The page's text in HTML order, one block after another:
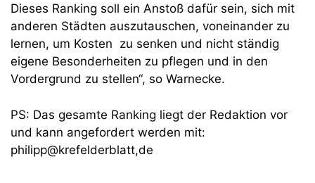
Dieses Ranking soll ein Anstoß dafür sein, sich mit
anderen Städten auszutauschen, voneinander zu
lernen, um Kosten zu senken und nicht ständig
eigene Besonderheiten zu pflegen und in den
Vordergrund zu stellen“, so Warnecke.
PS: Das gesamte Ranking liegt der Redaktion vor
und kann angefordert werden mit:
philipp@krefelderblatt,de